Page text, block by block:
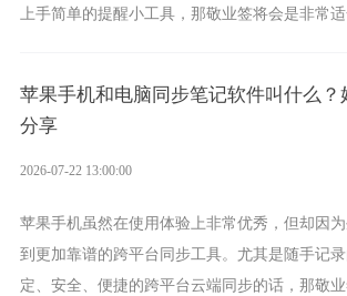
上手简单的提醒小工具，那敬业签将会是非常适
苹果手机和电脑同步笔记软件叫什么？
分享
2026-07-22 13:00:00
苹果手机虽然在使用体验上非常优秀，但却因
到更加靠谱的跨平台同步工具。尤其是随手记
定、安全、便捷的跨平台云端同步的话，那敬业